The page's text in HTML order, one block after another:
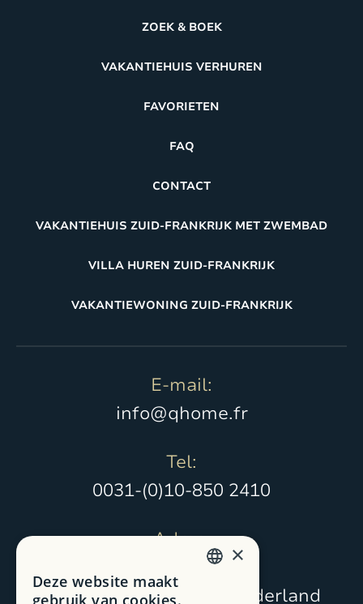
ZOEK & BOEK
VAKANTIEHUIS VERHUREN
FAVORIETEN
FAQ
CONTACT
VAKANTIEHUIS ZUID-FRANKRIJK MET ZWEMBAD
VILLA HUREN ZUID-FRANKRIJK
VAKANTIEWONING ZUID-FRANKRIJK
E-mail:
info@qhome.fr
Tel:
0031-(0)10-850 2410
Adres:
Middelweg 104
2241 AS Wassenaar, Nederland
×
Deze website maakt
gebruik van cookies.